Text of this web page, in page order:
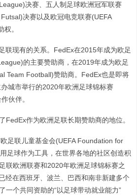
决赛、五人制足球欧洲冠军联赛
决赛以及欧冠电竞联赛(UEFA
。
联现有的关系。FedEx在2015年成为欧足
的主要赞助商，在2019年成为欧足
Team Football)赞助商。FedEx也是即将
城市举行的2020年欧洲足球锦标赛
伙伴。
FedEx作为欧洲足联长期赞助商的地位。
足联儿童基金会(UEFA Foundation for
足球作为工具，在世界各地的社区创造积
联欧洲联赛和2020年欧洲足球锦标赛之
经在西班牙、波兰、巴西和南非新建多个
一个共同资助的“以足球带动就业能力”